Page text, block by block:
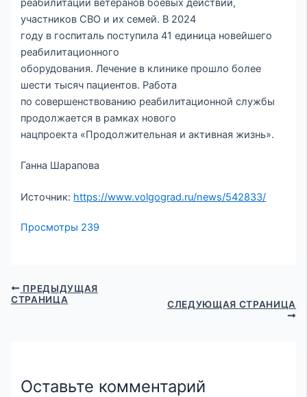
участников СВО и их семей. В 2024
году в госпиталь поступила 41 единица новейшего
реабилитационного
оборудования. Лечение в клинике прошло более
шести тысяч пациентов. Работа
по совершенствованию реабилитационной службы
продолжается в рамках нового
нацпроекта «Продолжительная и активная жизнь».
Ганна Шарапова
Источник: https://www.volgograd.ru/news/542833/
Просмотры 239
ПРЕДЫДУЩАЯ
СТРАНИЦА
СЛЕДУЮЩАЯ СТРАНИЦА
Оставьте комментарий